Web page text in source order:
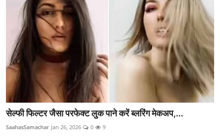
सेल्फी फिल्टर जैसा परफेक्ट लुक पाने करें ब्लरिंग मेकअप,...
SaahasSamachar Jan 26, 2026 0 9